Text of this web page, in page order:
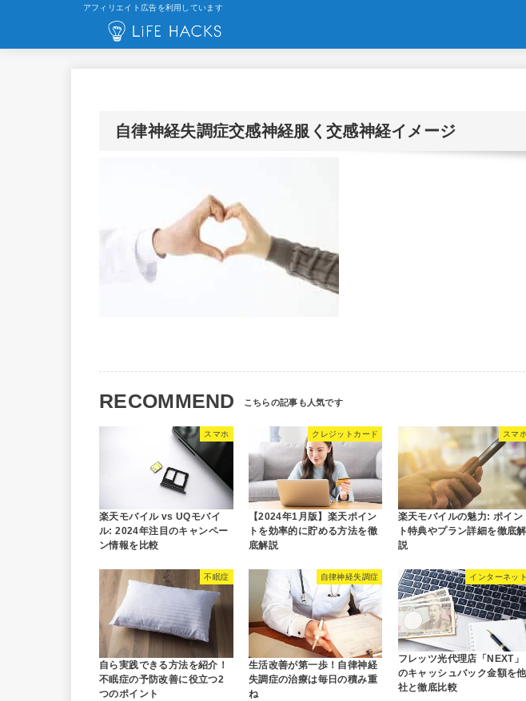
アフィリエイト広告を利用しています
自律神経失調症交感神経服く交感神経イメージ
RECOMMEND
スマホ
楽天モバイル vs UQモバイ
ル: 2024年注目のキャンペー
ン情報を比較
クレジットカード
【2024年1月版】楽天ポイン
トを効率的に貯める方法を徹
底解説
スマホ
楽天モバイルの魅力: ポイン
ト特典やプラン詳細を徹底解
説
不眠症
自ら実践できる方法を紹介！
不眠症の予防改善に役立つ2
つのポイント
自律神経失調症
生活改善が第一歩！自律神経
失調症の治療は毎日の積み重
ね
インターネット
フレッツ光代理店「NEXT」
のキャッシュバック金額を他
社と徹底比較